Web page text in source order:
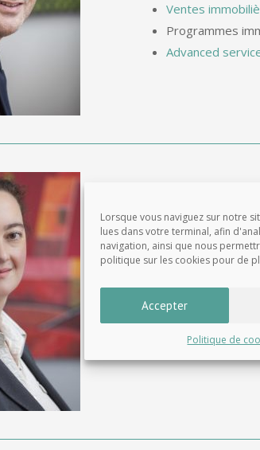
Lorsque vous naviguez sur notre
lues dans votre terminal, afin
navigation, ainsi que nous
politique sur les cookies pour de
Accepter
Politique de
Ventes
Programmes
Advanced
Irène
Spécialités :
Ventes
Droit de la famille
Copropriété